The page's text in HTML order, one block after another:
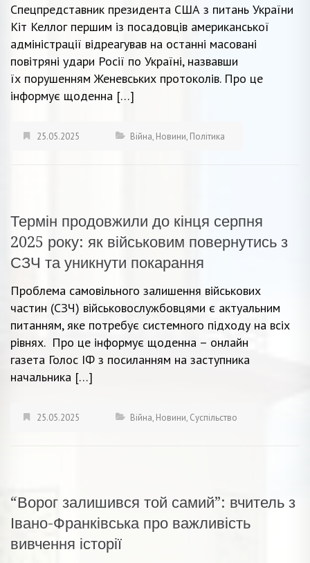
Спецпредставник президента США з питань України
Кіт Келлог першим із посадовців американської
адміністрації відреагував на останні масовані
повітряні удари Росії по Україні, назвавши
їх порушенням Женевських протоколів. Про це
інформує щоденна […]
25.05.2025 Війна, Новини, Політика
Термін продовжили до кінця серпня
2025 року: як військовим повернутись з
СЗЧ та уникнути покарання
Проблема самовільного залишення військових
частин (СЗЧ) військовослужбовцями є актуальним
питанням, яке потребує системного підходу на всіх
рівнях. Про це інформує щоденна – онлайн
газета Голос ІФ з посиланням на заступника
начальника […]
25.05.2025 Війна, Новини, Суспільство
“Ворог залишився той самий”: вчитель з
Івано-Франківська про важливість
вивчення історії